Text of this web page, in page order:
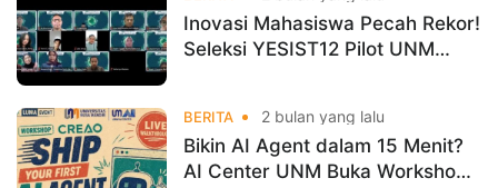
Inovasi Mahasiswa Pecah Rekor!
Seleksi YESIST12 Pilot UNM
BERITA 2 bulan yang lalu
Bikin AI Agent dalam 15 Menit?
AI Center UNM Buka Workshop